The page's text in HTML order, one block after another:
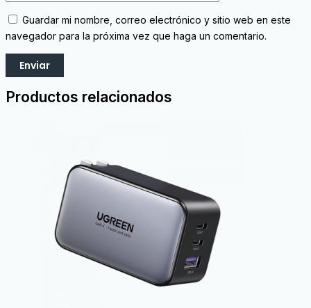
Guardar mi nombre, correo electrónico y sitio web en este
navegador para la próxima vez que haga un comentario.
Productos relacionados